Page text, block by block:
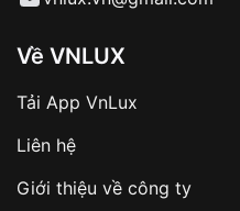
sản phẩm đặc biệt
hàng
Về VNLUX
Tải App VnLux
Liên hệ
Giới thiệu về công ty